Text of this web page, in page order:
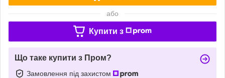
або
Купити з
Що таке купити з Пром?
Замовлення під захистом